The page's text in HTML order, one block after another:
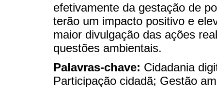
efetivamente da gestação de
terão um impacto positivo e
maior divulgação das ações
questões ambientais.
Palavras-chave: Cidadania
Participação cidadã; Gestão